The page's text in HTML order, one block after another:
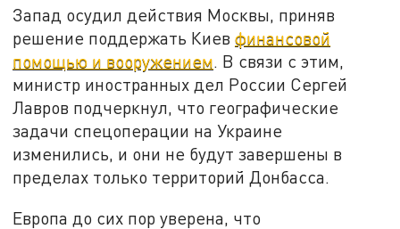
Запад осудил действия Москвы, приняв
решение поддержать Киевфинансовой
помощью и вооружением. В связи с этим,
министр иностранных дел России Сергей
Лавров подчеркнул, что географические
задачи спецоперации на Украине
изменились, и они не будут завершены в
пределах только территорий Донбасса.
Европа до сих пор уверена, что